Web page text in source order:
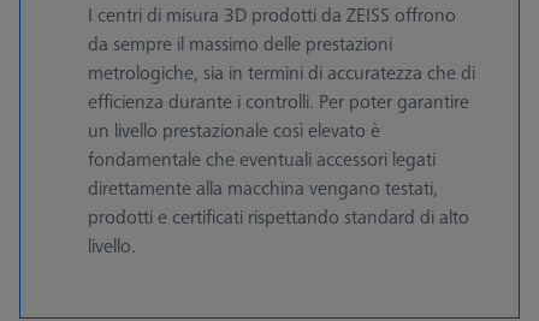
I centri di misura 3D prodotti da ZEISS offrono
da sempre il massimo delle prestazioni
metrologiche, sia in termini di accuratezza che di
efficienza durante i controlli. Per poter garantire
un livello prestazionale così elevato è
fondamentale che eventuali accessori legati
direttamente alla macchina vengano testati,
prodotti e certificati rispettando standard di alto
livello.